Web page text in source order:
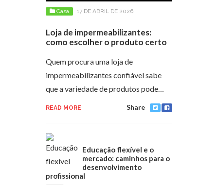
Casa 17 DE ABRIL DE 2026
Loja de impermeabilizantes:
como escolher o produto certo
Quem procura uma loja de
impermeabilizantes confiável sabe
que a variedade de produtos pode…
READ MORE Share
Educação flexível e o
mercado: caminhos para o
desenvolvimento
profissional